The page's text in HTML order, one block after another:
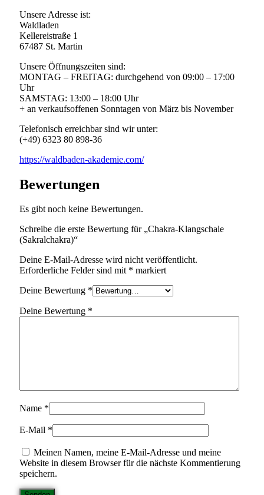
Unsere Adresse ist:
Waldladen
Kellereistraße 1
67487 St. Martin
Unsere Öffnungszeiten sind:
MONTAG – FREITAG: durchgehend von 09:00 – 17:00
Uhr
SAMSTAG: 13:00 – 18:00 Uhr
+ an verkaufsoffenen Sonntagen von März bis November
Telefonisch erreichbar sind wir unter:
(+49) 6323 80 898-36
https://waldbaden-akademie.com/
Bewertungen
Es gibt noch keine Bewertungen.
Schreibe die erste Bewertung für „Chakra-Klangschale
(Sakralchakra)“
Deine E-Mail-Adresse wird nicht veröffentlicht.
Erforderliche Felder sind mit * markiert
Deine Bewertung *
Deine Bewertung *
Name *
E-Mail *
Meinen Namen, meine E-Mail-Adresse und meine
Website in diesem Browser für die nächste Kommentierung
speichern.